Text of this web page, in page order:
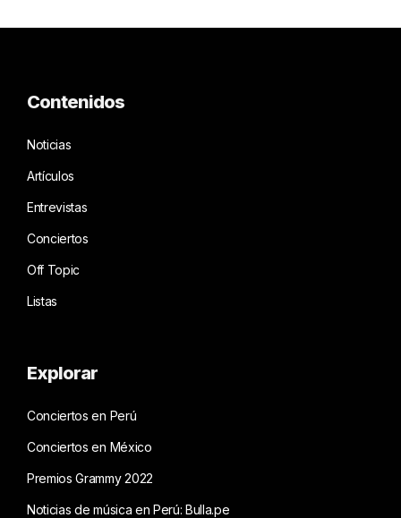
Contenidos
Noticias
Artículos
Entrevistas
Conciertos
Off Topic
Listas
Explorar
Conciertos en Perú
Conciertos en México
Premios Grammy 2022
Noticias de música en Perú: Bulla.pe